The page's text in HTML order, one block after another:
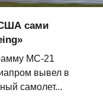
США сами
МС-21
вывел в
самолет...